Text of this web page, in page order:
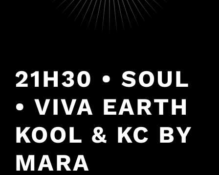
21H30 • SOUL
• VIVA EARTH
KOOL & KC BY
MARA